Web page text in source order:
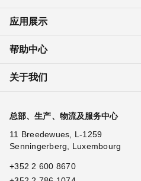
应用展示
帮助中心
关于我们
总部、生产、物流及服务中心
11 Breedewues, L-1259
Senningerberg, Luxembourg
+352 2 600 8670